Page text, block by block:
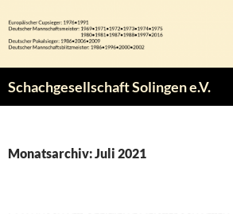
Inhalt
springen
Schachgesellschaft Solingen e.V.
Monatsarchiv: Juli 2021